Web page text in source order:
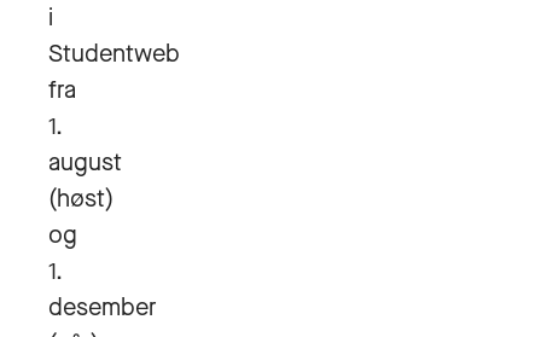
i
Studentweb
fra
1.
august
(høst)
og
1.
desember